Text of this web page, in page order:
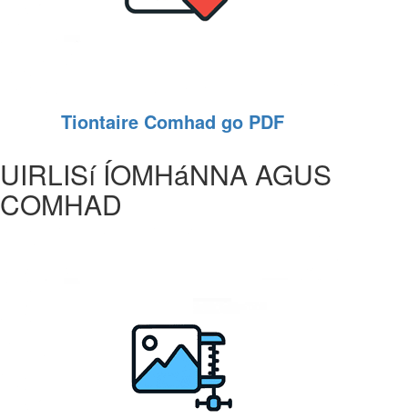
Tiontaire Comhad go PDF
UIRLISí ÍOMHáNNA AGUS
COMHAD